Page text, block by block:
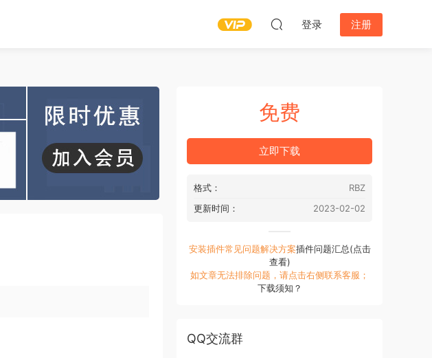
登录 注册
免费
立即下载
格式：
RBZ
更新时间：
2023-02-02
安装插件常见问题解决方案插件问题汇总(点击
查看)
如文章无法排除问题，请点击右侧联系客服；
下载须知？
QQ交流群